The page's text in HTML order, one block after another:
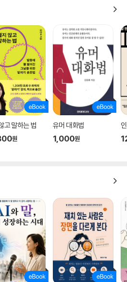
고 말하는 법
원
유머 대화법
1,000원